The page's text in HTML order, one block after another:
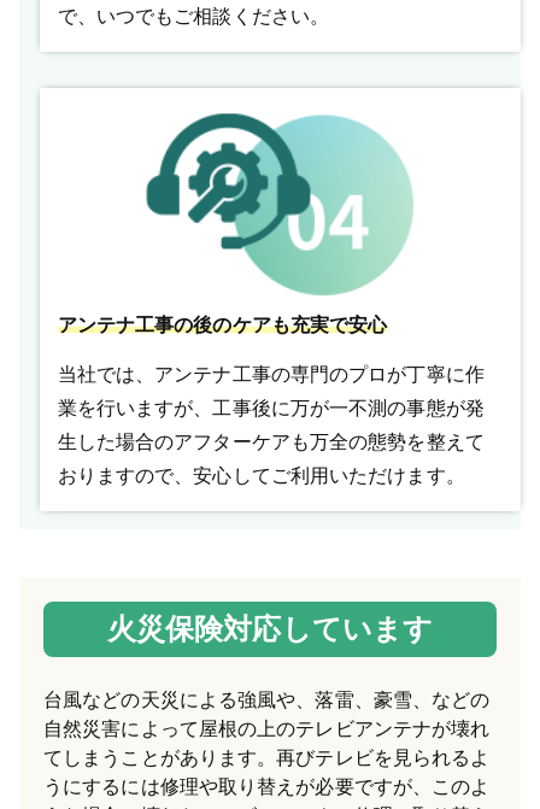
で、いつでもご相談ください。
アンテナ工事の後のケアも充実で安心
当社では、アンテナ工事の専門のプロが丁寧に作
業を行いますが、工事後に万が一不測の事態が発
生した場合のアフターケアも万全の態勢を整えて
おりますので、安心してご利用いただけます。
火災保険対応しています
台風などの天災による強風や、落雷、豪雪、などの
自然災害によって屋根の上のテレビアンテナが壊れ
てしまうことがあります。再びテレビを見られるよ
うにするには修理や取り替えが必要ですが、このよ